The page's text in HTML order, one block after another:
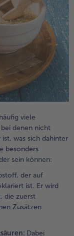
viele
denen nicht
was sich dahinter
besonders
sein können:
der auf
ist. Er wird
die zuerst
Zusätzen
Dabei